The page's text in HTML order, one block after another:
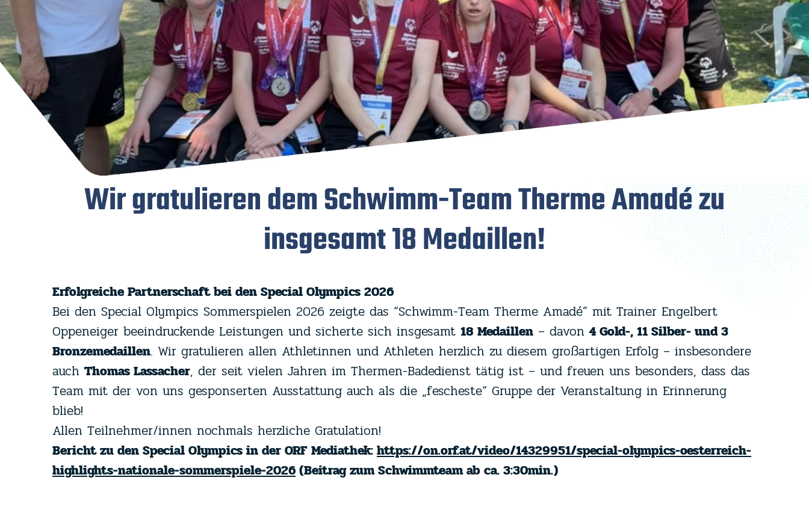
Wir gratulieren dem Schwimm-Team Therme Amadé zu
insgesamt 18 Medaillen!
Erfolgreiche Partnerschaft bei den Special Olympics 2026
Bei den Special Olympics Sommerspielen 2026 zeigte das “Schwimm-Team Therme Amadé” mit Trainer Engelbert
Oppeneiger beeindruckende Leistungen und sicherte sich insgesamt 18 Medaillen – davon 4 Gold-, 11 Silber- und 3
Bronzemedaillen. Wir gratulieren allen Athletinnen und Athleten herzlich zu diesem großartigen Erfolg – insbesondere
auch Thomas Lassacher, der seit vielen Jahren im Thermen-Badedienst tätig ist – und freuen uns besonders, dass das
Team mit der von uns gesponserten Ausstattung auch als die „fescheste“ Gruppe der Veranstaltung in Erinnerung
blieb!
Allen Teilnehmer/innen nochmals herzliche Gratulation!
Bericht zu den Special Olympics in der ORF Mediathek:https://on.orf.at/video/14329951/special-olympics-oesterreich-
highlights-nationale-sommerspiele-2026(Beitrag zum Schwimmteam ab ca. 3:30min.)